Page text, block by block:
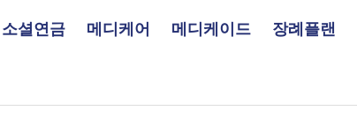
소셜연금 메디케어 메디케이드 장례플랜